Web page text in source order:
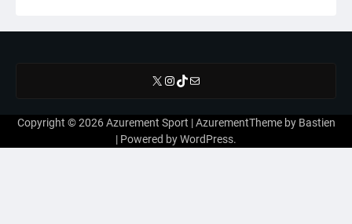
X Instagram
TikTok
E-mail
Copyright © 2026Azurement Sport | AzurementTheme by Bastien
| Powered byWordPress.